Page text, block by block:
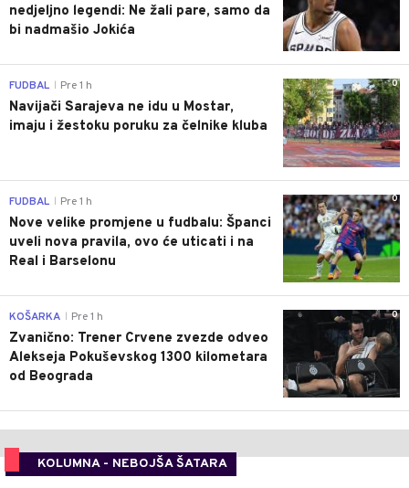
nedjeljno legendi: Ne žali pare, samo da
bi nadmašio Jokića
0
FUDBAL Pre 1 h
Navijači Sarajeva ne idu u Mostar,
imaju i žestoku poruku za čelnike kluba
0
FUDBAL Pre 1 h
Nove velike promjene u fudbalu: Španci
uveli nova pravila, ovo će uticati i na
Real i Barselonu
0
KOŠARKA Pre 1 h
Zvanično: Trener Crvene zvezde odveo
Alekseja Pokuševskog 1300 kilometara
od Beograda
KOLUMNA - NEBOJŠA ŠATARA